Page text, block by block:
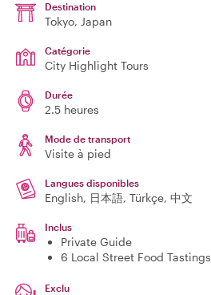
Destination
Tokyo, Japan
Catégorie
City Highlight Tours
Durée
2.5 heures
Mode de transport
Visite à pied
Langues disponibles
English, 日本語, Türkçe, 中文
Inclus
Private Guide
6 Local Street Food Tastings
Exclu